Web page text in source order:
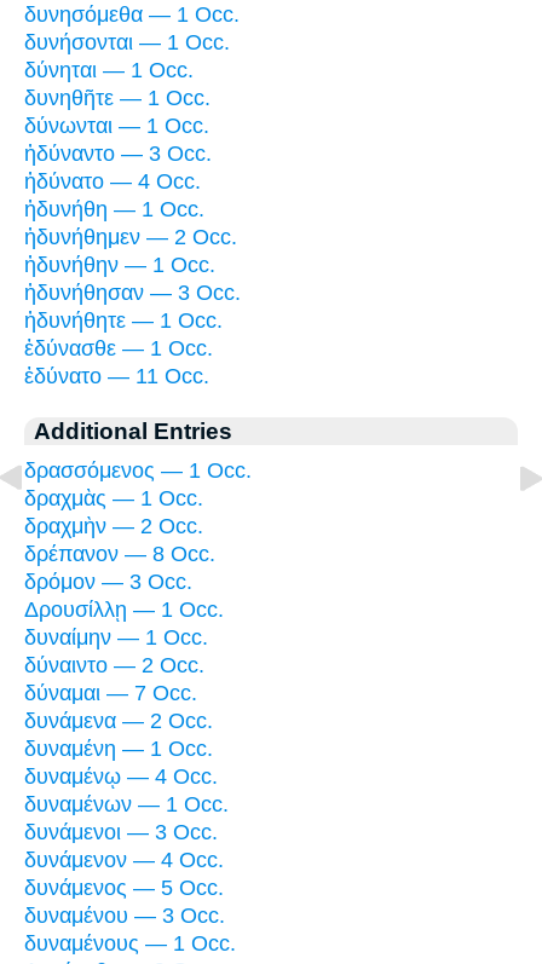
δυνησόμεθα — 1 Occ.
δυνήσονται — 1 Occ.
δύνηται — 1 Occ.
δυνηθῆτε — 1 Occ.
δύνωνται — 1 Occ.
ἠδύναντο — 3 Occ.
ἠδύνατο — 4 Occ.
ἠδυνήθη — 1 Occ.
ἠδυνήθημεν — 2 Occ.
ἠδυνήθην — 1 Occ.
ἠδυνήθησαν — 3 Occ.
ἠδυνήθητε — 1 Occ.
ἐδύνασθε — 1 Occ.
ἐδύνατο — 11 Occ.
Additional Entries
δρασσόμενος — 1 Occ.
δραχμὰς — 1 Occ.
δραχμὴν — 2 Occ.
δρέπανον — 8 Occ.
δρόμον — 3 Occ.
Δρουσίλλῃ — 1 Occ.
δυναίμην — 1 Occ.
δύναιντο — 2 Occ.
δύναμαι — 7 Occ.
δυνάμενα — 2 Occ.
δυναμένη — 1 Occ.
δυναμένῳ — 4 Occ.
δυναμένων — 1 Occ.
δυνάμενοι — 3 Occ.
δυνάμενον — 4 Occ.
δυνάμενος — 5 Occ.
δυναμένου — 3 Occ.
δυναμένους — 1 Occ.